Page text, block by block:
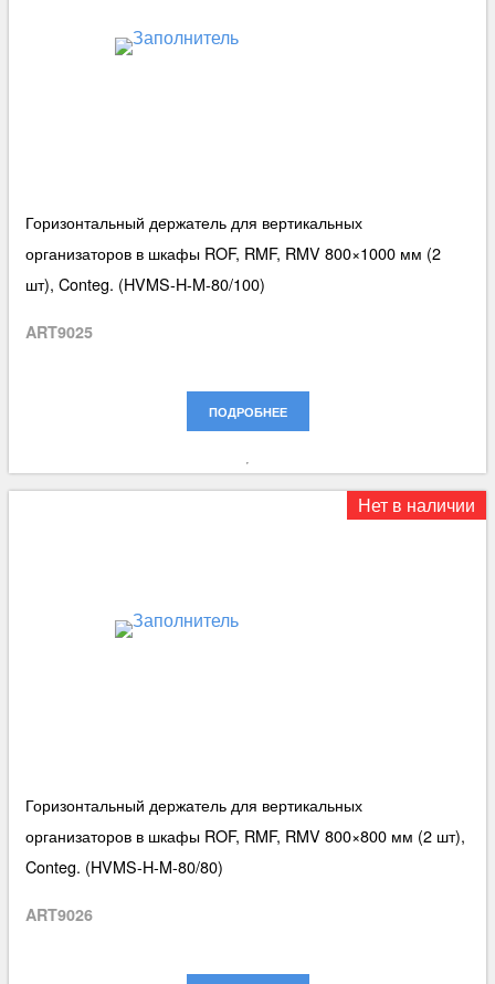
Горизонтальный держатель для вертикальных
организаторов в шкафы ROF, RMF, RMV 800×1000 мм (2
шт), Conteg. (HVMS-H-M-80/100)
ART9025
ПОДРОБНЕЕ
Нет в наличии
Горизонтальный держатель для вертикальных
организаторов в шкафы ROF, RMF, RMV 800×800 мм (2 шт),
Conteg. (HVMS-H-M-80/80)
ART9026